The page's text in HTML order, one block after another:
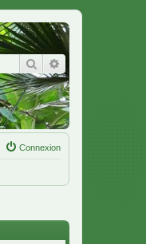
Rechercher
Connexion